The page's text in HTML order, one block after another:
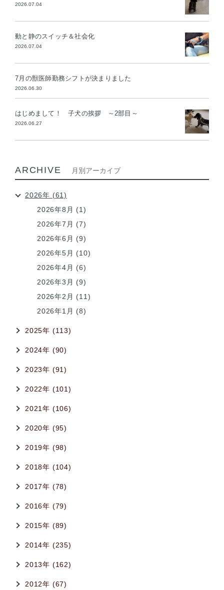
2026.07.04
動と静のスイッチ＆社会化
2026.07.04
7月の獣医師勤務シフトが決まりました
2026.06.30
はじめまして！ 子犬の挨拶 ～2部目～
2026.06.27
ARCHIVE 月別アーカイブ
2026年 (61)
2026年8月 (1)
2026年7月 (7)
2026年6月 (9)
2026年5月 (10)
2026年4月 (6)
2026年3月 (9)
2026年2月 (11)
2026年1月 (8)
2025年 (113)
2024年 (90)
2023年 (91)
2022年 (101)
2021年 (106)
2020年 (95)
2019年 (98)
2018年 (104)
2017年 (78)
2016年 (79)
2015年 (89)
2014年 (235)
2013年 (162)
2012年 (67)